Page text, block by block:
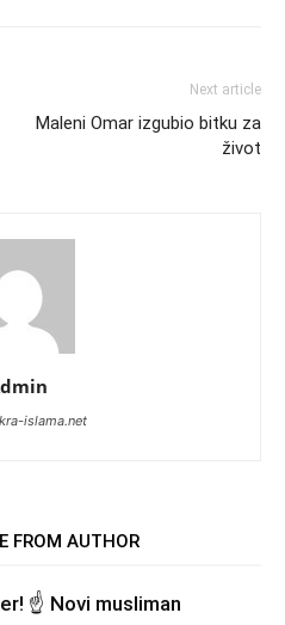
Next article
Maleni Omar izgubio bitku za
život
islama.net
FROM AUTHOR
☝️ Novi musliman